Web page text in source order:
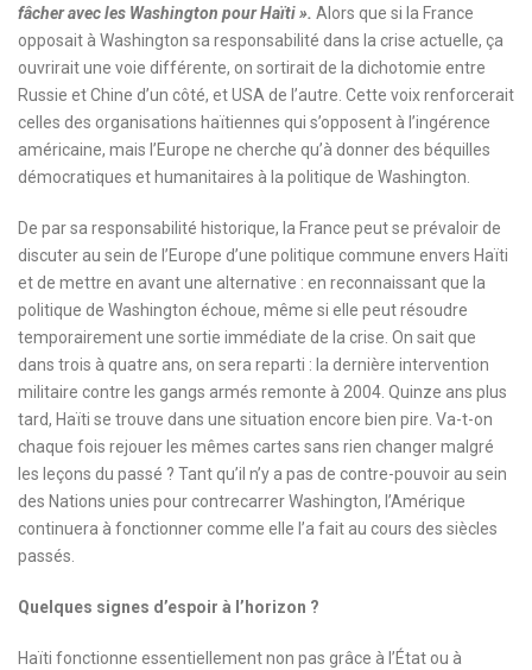
fâcher avec les Washington pour Haïti ». Alors que si la France
opposait à Washington sa responsabilité dans la crise actuelle, ça
ouvrirait une voie différente, on sortirait de la dichotomie entre
Russie et Chine d’un côté, et USA de l’autre. Cette voix renforcerait
celles des organisations haïtiennes qui s’opposent à l’ingérence
américaine, mais l’Europe ne cherche qu’à donner des béquilles
démocratiques et humanitaires à la politique de Washington.
De par sa responsabilité historique, la France peut se prévaloir de
discuter au sein de l’Europe d’une politique commune envers Haïti
et de mettre en avant une alternative : en reconnaissant que la
politique de Washington échoue, même si elle peut résoudre
temporairement une sortie immédiate de la crise. On sait que
dans trois à quatre ans, on sera reparti : la dernière intervention
militaire contre les gangs armés remonte à 2004. Quinze ans plus
tard, Haïti se trouve dans une situation encore bien pire. Va-t-on
chaque fois rejouer les mêmes cartes sans rien changer malgré
les leçons du passé ? Tant qu’il n’y a pas de contre-pouvoir au sein
des Nations unies pour contrecarrer Washington, l’Amérique
continuera à fonctionner comme elle l’a fait au cours des siècles
passés.
Quelques signes d’espoir à l’horizon ?
Haïti fonctionne essentiellement non pas grâce à l’État ou à